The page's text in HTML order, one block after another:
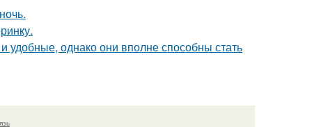
однако они вполне способны стать